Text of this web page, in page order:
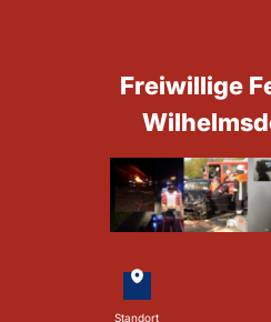
Standort
Freiwillige